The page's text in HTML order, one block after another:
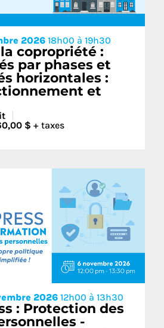
2026 18h00 à 19h30
copropriété :
par phases et
horizontales :
et
$ + taxes
2026 12h00 à 13h30
: Protection des
-